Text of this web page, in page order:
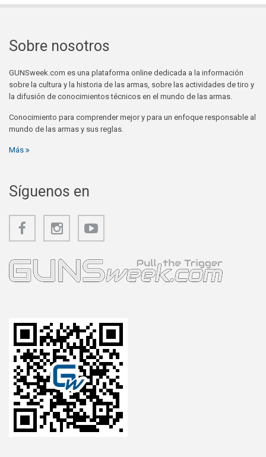
Sobre nosotros
GUNSweek.com es una plataforma online dedicada a la información
sobre la cultura y la historia de las armas, sobre las actividades de tiro y
la difusión de conocimientos técnicos en el mundo de las armas.
Conocimiento para comprender mejor y para un enfoque responsable al
mundo de las armas y sus reglas.
Más
Síguenos en